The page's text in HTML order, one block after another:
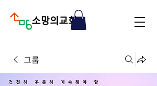
그룹